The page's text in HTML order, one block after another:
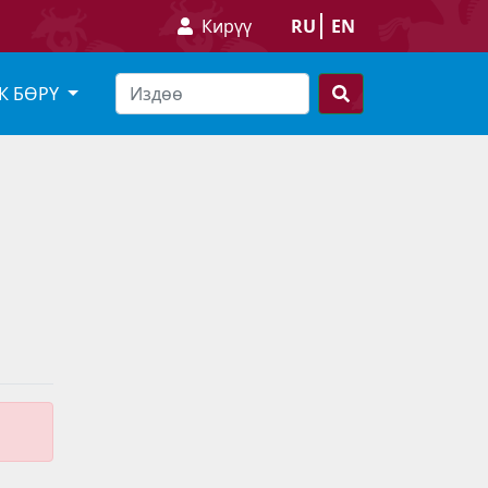
Кирүү RU EN
БӨРҮ